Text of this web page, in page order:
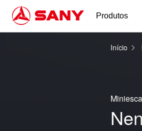
Produtos
Início